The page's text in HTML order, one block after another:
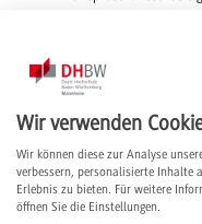
Preisverleihung
und im Beisein von
Stuttgart statt. Eine
Einreichungen 33
insgesamt 9 Kategorien
zur Unterstützung des
Wir verwenden
Wir können diese zur Analyse
verbessern, personalisierte Inhalte
Erlebnis zu bieten. Für weitere
öffnen Sie die Einstellungen.